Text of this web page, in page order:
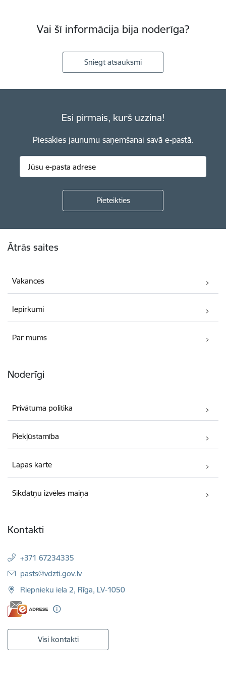
Vai šī informācija bija noderīga?
Sniegt atsauksmi
Esi pirmais, kurš uzzina!
Piesakies jaunumu saņemšanai savā e-pastā.
Ātrās saites
Vakances
Iepirkumi
Par mums
Noderīgi
Privātuma politika
Piekļūstamība
Lapas karte
Sīkdatņu izvēles maiņa
Kontakti
+371 67234335
E-pasts:
pasts@vdzti.gov.lv
Riepnieku iela 2, Rīga, LV-1050
Visi kontakti